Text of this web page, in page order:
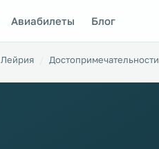
Авиабилеты Блог
Лейрия Достопримечательности